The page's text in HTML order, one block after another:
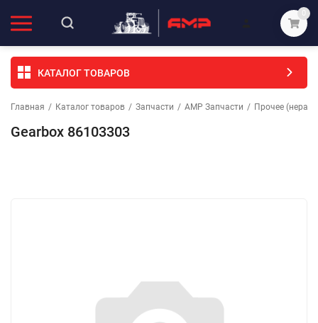
0
КАТАЛОГ ТОВАРОВ
Главная / Каталог товаров / Запчасти / АМР Запчасти / Прочее
Gearbox 86103303